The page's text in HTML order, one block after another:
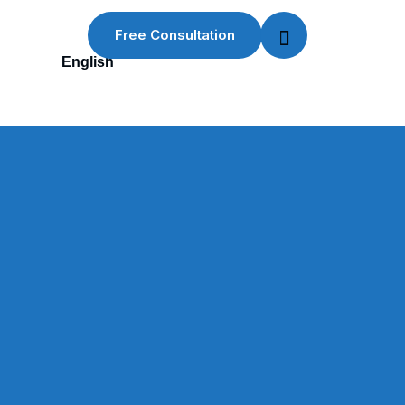
English
Free Consultation